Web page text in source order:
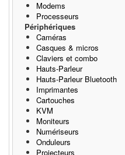
Modems
Processeurs
Périphériques
Caméras
Casques & micros
Claviers et combo
Hauts-Parleur
Hauts-Parleur Bluetooth
Imprimantes
Cartouches
KVM
Moniteurs
Numériseurs
Onduleurs
Projecteurs